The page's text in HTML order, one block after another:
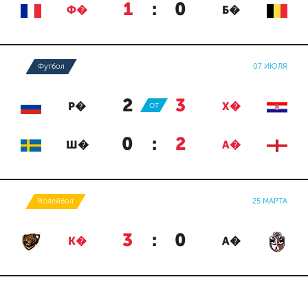
Ф� 1 : 0 Б�
Футбол 07 ИЮЛЯ
Р� 2 : 3 Х�
ОТ
Ш� 0 : 2 А�
Волейбол 25 МАРТА
К� 3 : 0 А�